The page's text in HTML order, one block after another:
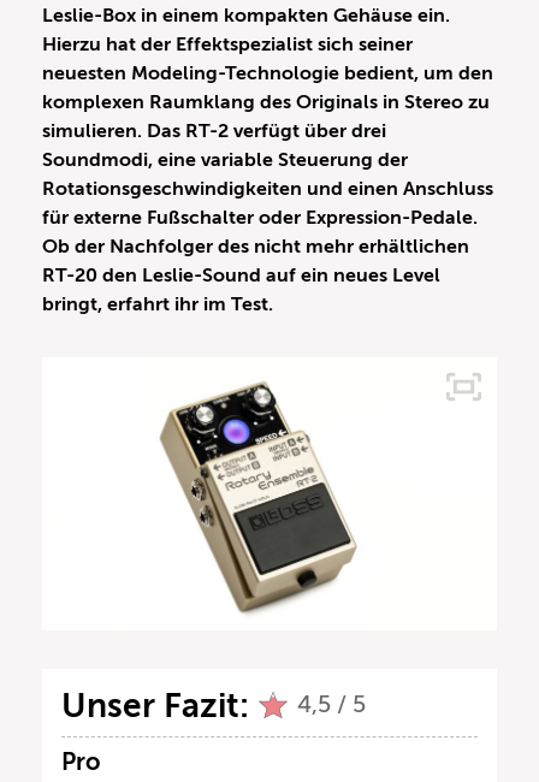
Leslie-Box in einem kompakten Gehäuse ein.
Hierzu hat der Effektspezialist sich seiner
neuesten Modeling-Technologie bedient, um den
komplexen Raumklang des Originals in Stereo zu
simulieren. Das RT-2 verfügt über drei
Soundmodi, eine variable Steuerung der
Rotationsgeschwindigkeiten und einen Anschluss
für externe Fußschalter oder Expression-Pedale.
Ob der Nachfolger des nicht mehr erhältlichen
RT-20 den Leslie-Sound auf ein neues Level
bringt, erfahrt ihr im Test.
Unser Fazit: 4,5 / 5
Pro